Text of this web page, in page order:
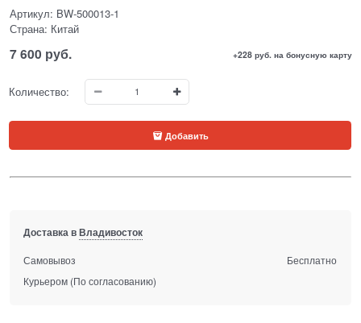
Артикул: BW-500013-1
Страна: Китай
7 600 руб. +228 руб. на бонусную карту
Количество:
Добавить
Доставка вВладивосток
Самовывоз
Бесплатно
Курьером (По согласованию)